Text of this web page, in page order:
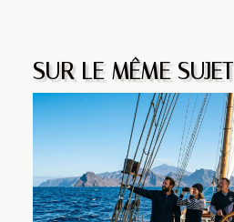
SUR LE MÊME SUJET